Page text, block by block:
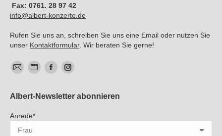
Fax: 0761. 28 97 42
info@albert-konzerte.de
Rufen Sie uns an, schreiben Sie uns eine Email oder nutzen Sie
unser Kontaktformular. Wir beraten Sie gerne!
E-
WebsiteFacebookInstagram
Albert-Newsletter abonnieren
Anrede*